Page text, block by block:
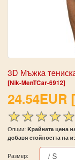
3D Мъжка
[Nik-MenTCar-6912]
24.54EUR
Опции: Kрайната цена
добавя стойността на
Размер: